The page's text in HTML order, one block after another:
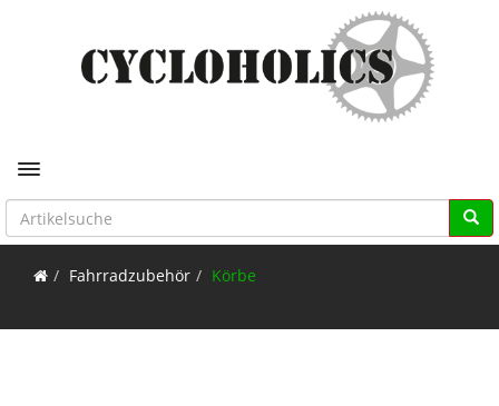
Toggle navigation
Fahrradzubehör Körbe